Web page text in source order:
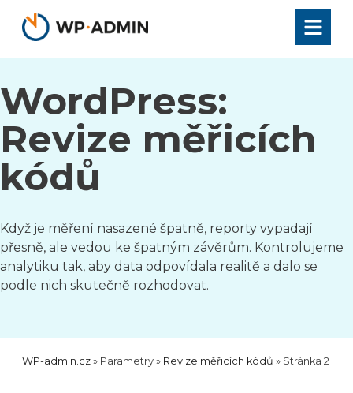
obsah
WordPress:
Revize měřicích
kódů
Když je měření nasazené špatně, reporty vypadají
přesně, ale vedou ke špatným závěrům. Kontrolujeme
analytiku tak, aby data odpovídala realitě a dalo se
podle nich skutečně rozhodovat.
WP-admin.cz » Parametry » Revize měřicích kódů » Stránka 2